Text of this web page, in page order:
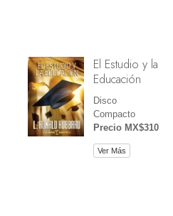
El Estudio y la
Educación
Disco
Compacto
Precio MX$310
Ver Más